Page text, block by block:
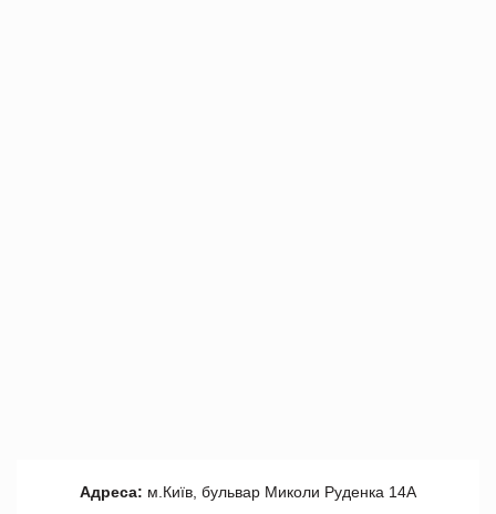
Адреса: м.Київ, бульвар Миколи Руденка 14А